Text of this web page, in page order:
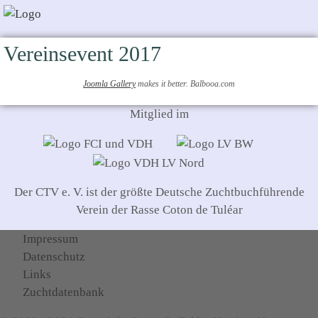
Vereinsevent 2017
Joomla Gallerymakes it better. Balbooa.com
Mitglied im
Der CTV e. V. ist der größte Deutsche Zuchtbuchführende
Verein der Rasse Coton de Tuléar
Impressum
Datenschutz
Links
Zuchtdatenbank